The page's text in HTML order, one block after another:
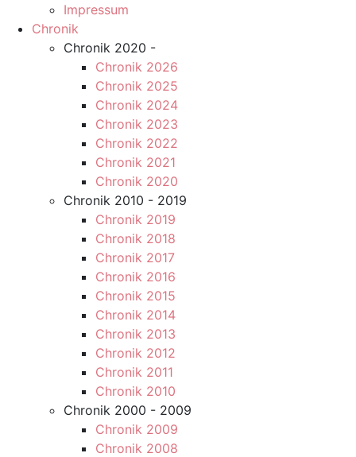
Impressum
Chronik
Chronik 2020 -
Chronik 2026
Chronik 2025
Chronik 2024
Chronik 2023
Chronik 2022
Chronik 2021
Chronik 2020
Chronik 2010 - 2019
Chronik 2019
Chronik 2018
Chronik 2017
Chronik 2016
Chronik 2015
Chronik 2014
Chronik 2013
Chronik 2012
Chronik 2011
Chronik 2010
Chronik 2000 - 2009
Chronik 2009
Chronik 2008